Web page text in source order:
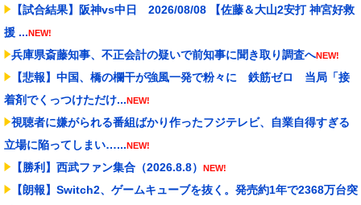
【試合結果】阪神vs中日 2026/08/08 【佐藤＆大山2安打 神宮好救
援 ...NEW!
兵庫県斎藤知事、不正会計の疑いで前知事に聞き取り調査へNEW!
【悲報】中国、橋の欄干が強風一発で粉々に 鉄筋ゼロ 当局「接
着剤でくっつけただけ...NEW!
視聴者に嫌がられる番組ばかり作ったフジテレビ、自業自得すぎる
立場に陥ってしまい…...NEW!
【勝利】西武ファン集合（2026.8.8） NEW!
【朗報】Switch2、ゲームキューブを抜く。発売約1年で2368万台突